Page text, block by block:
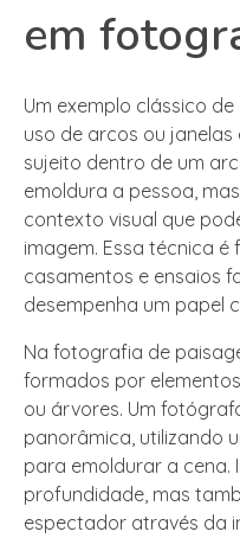
em
Um exemplo clássico
uso de arcos ou
sujeito dentro de um
emoldura a pessoa,
contexto visual que
imagem. Essa técnica
casamentos e ensaios
desempenha um papel
Na fotografia de
formados por
ou árvores. Um
panorâmica, utilizando
para emoldurar a cena.
profundidade, mas
espectador através da